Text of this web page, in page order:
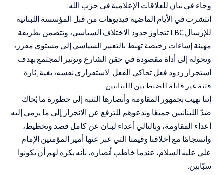
وجاء في بيان للعلاقات الإعلامية في حزب الله:
انتشرت في الأيام الماضية فيديوهات من قبل المؤسسة اللبنانية
للإرسال LBC تتجاوز حدود الاختلاف السياسي، وتتضمن بطريقة
مهينة إساءات رخيصة تهبط بالتعبير السياسي إلى مستوى مقزز،
وتحوله إلى أداة مقصودة في حقن الشارع وتوتير المجتمع بهدف
استجرار ردود فعل تحاكي الفعل الاستفزازي نفسه، بغية إثارة
فتنة غير قابلة للضبط بين اللبنانيين.
إننا نهيب بجمهور المقاومة وأنصارها التنبه إلى خطورة ما يُحاك
ضدّ اللبنانيين جميعًا وندعوهم للترفع عن الانجرار إلى ما يرمي إليه
أعداء المقاومة، وبالتالي أعداء لبنان عن كامل قصد وتخطيط،
وانسجامًا مع أخلاقنا وقيمنا التي عبر عنها أمير المؤمنين الإمام
علي عليه السلام، عندما خاطب أنصاره، بأنه يكره لهم أن يكونوا
سبّابين.